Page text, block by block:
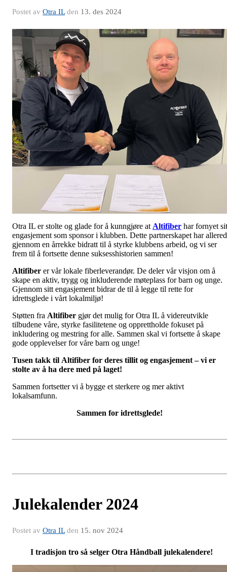
Postet av Otra ILden 13. des 2024
Otra IL er stolte og glade for å kunngjøre atAltifiber har fornyet
engasjement som sponsor i klubben. Dette partnerskapet har
gjennom en årrekke bidratt til å styrke klubbens arbeid, og vi ser
frem til å fortsette denne suksesshistorien sammen!
Altifiber er vår lokale fiberleverandør. De deler vår visjon om å
skape en aktiv, trygg og inkluderende møteplass for barn og unge.
Gjennom sitt engasjement bidrar de til å legge til rette for
idrettsglede i vårt lokalmiljø!
Støtten fra Altifiber gjør det mulig for Otra IL å videreutvikle
tilbudene våre, styrke fasilitetene og opprettholde fokuset på
inkludering og mestring for alle. Sammen skal vi fortsette å skape
gode opplevelser for våre barn og unge!
Tusen takk til Altifiber for deres tillit og engasjement – vi er
stolte av å ha dere med på laget!
Sammen fortsetter vi å bygge et sterkere og mer aktivt
lokalsamfunn.
Sammen for idrettsglede!
Julekalender 2024
Postet av Otra ILden 15. nov 2024
I tradisjon tro så selger Otra Håndball julekalendere!